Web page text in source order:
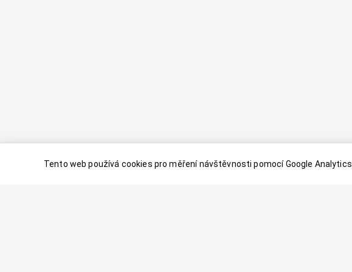
Tento web používá cookies pro měření návštěvnosti pomocí Google Analytics.